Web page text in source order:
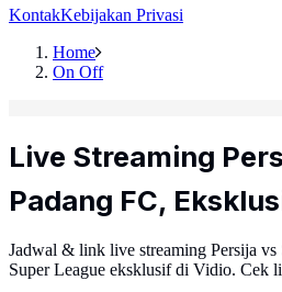
KontakKebijakan Privasi
Home
On Off
Live Streaming
Padang FC,
Jadwal & link live streaming Persija
Super League eksklusif di Vidio. Cek